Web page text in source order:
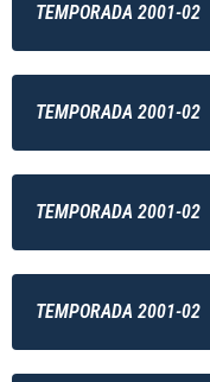
TEMPORADA 2001-02
TEMPORADA 2001-02
TEMPORADA 2001-02
TEMPORADA 2001-02